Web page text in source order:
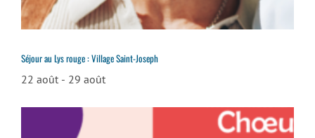
Séjour au Lys rouge : Village Saint-Joseph
22 août - 29 août